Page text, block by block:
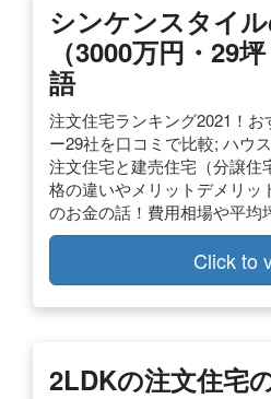
シンケンスタイ
（3000万円・29
語
注文住宅ランキング2021！
ー29社を口コミで比較; ハウ
注文住宅と建売住宅（分譲住
格の違いやメリットデメリッ
のお金の話！費用相場や平均
Click to
2LDKの注文住宅